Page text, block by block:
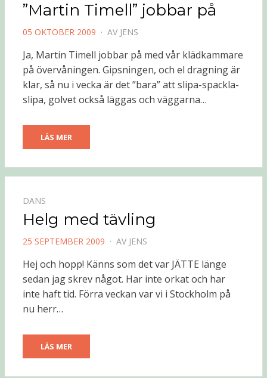
”Martin Timell” jobbar på
PUBLICERAD
05 OKTOBER 2009 AV JENS
Ja, Martin Timell jobbar på med vår klädkammare
på övervåningen. Gipsningen, och el dragning är
klar, så nu i vecka är det ”bara” att slipa-spackla-
slipa, golvet också läggas och väggarna…
LÄS MER
DANS
Helg med tävling
PUBLICERAD
25 SEPTEMBER 2009 AV JENS
Hej och hopp! Känns som det var JÄTTE länge
sedan jag skrev något. Har inte orkat och har
inte haft tid. Förra veckan var vi i Stockholm på
nu herr…
LÄS MER